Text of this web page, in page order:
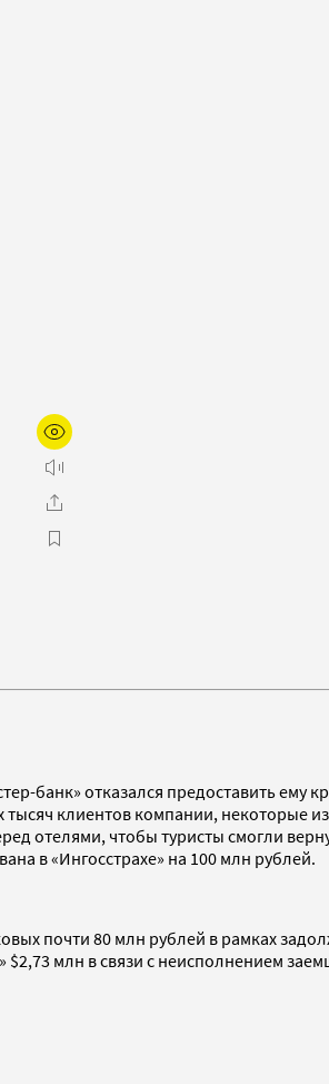
банк» отказался предоставить ему
клиентов компании, некоторые
отелями, чтобы туристы смогли
в «Ингосстрахе» на 100 млн рублей.
почти 80 млн рублей в рамках
млн в связи с неисполнением